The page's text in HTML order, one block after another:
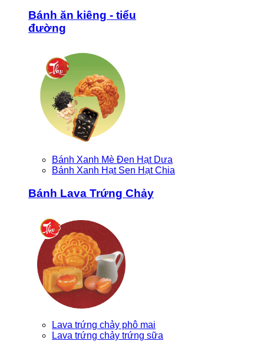
Bánh ăn kiêng - tiểu
đường
Bánh Xanh Mè Đen Hạt Dưa
Bánh Xanh Hạt Sen Hạt Chia
Bánh Lava Trứng Chảy
Lava trứng chảy phô mai
Lava trứng chảy trứng sữa